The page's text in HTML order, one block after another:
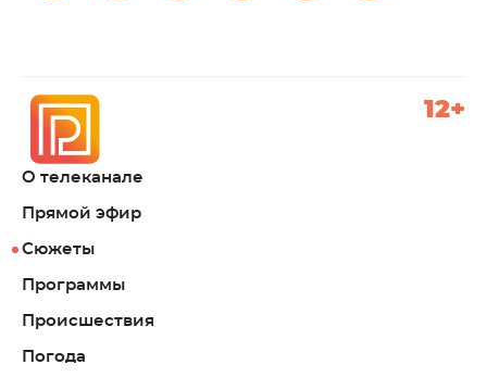
О телеканале
Прямой эфир
Сюжеты
Программы
Происшествия
Погода
12+